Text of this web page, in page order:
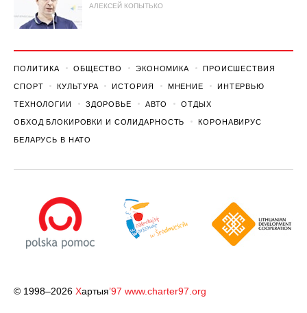
АЛЕКСЕЙ КОПЫТЬКО
ПОЛИТИКА ОБЩЕСТВО ЭКОНОМИКА ПРОИСШЕСТВИЯ
СПОРТ КУЛЬТУРА ИСТОРИЯ МНЕНИЕ ИНТЕРВЬЮ
ТЕХНОЛОГИИ ЗДОРОВЬЕ АВТО ОТДЫХ
ОБХОД БЛОКИРОВКИ И СОЛИДАРНОСТЬ КОРОНАВИРУС
БЕЛАРУСЬ В НАТО
© 1998–2026 Хартыя’97 www.charter97.org